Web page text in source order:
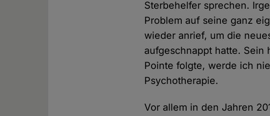
Sterbehelfer sprechen.
Problem auf seine ganz
wieder anrief, um die
aufgeschnappt hatte. Sein
Pointe folgte, werde ich
Psychotherapie.
Vor allem in den Jahren